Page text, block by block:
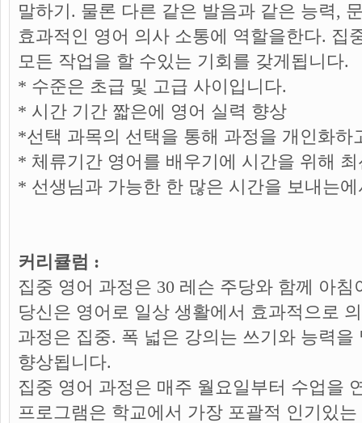
말하기. 물론 다른 같은 발음과 같은 능력,
효과적인 영어 의사 소통에 역할을한다. 집
모든 작업을 할 수있는 기회를 갖게됩니다.
* 수준은 초급 및 고급 사이입니다.
* 시간 기간 짧은에 영어 실력 향상
*선택 과목의 선택을 통해 과정을 개인화하
* 체류기간 영어를 배우기에 시간을 위해
* 선생님과 가능한 한 많은 시간을 보내는
커리큘럼 :
집중 영어 과정은 30 레슨 주당와 함께 아
당신은 영어로 일상 생활에서 효과적으로
과정은 집중. 폭 넓은 강의는 쓰기와 능력을
향상됩니다.
집중 영어 과정은 매주 월요일부터 수업을
프로그램은 학교에서 가장 포괄적 인기있